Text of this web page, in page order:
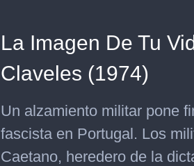
La Imagen De Tu
Claveles (1974)
Un alzamiento militar pone
fascista en Portugal. Los
Caetano, heredero de la